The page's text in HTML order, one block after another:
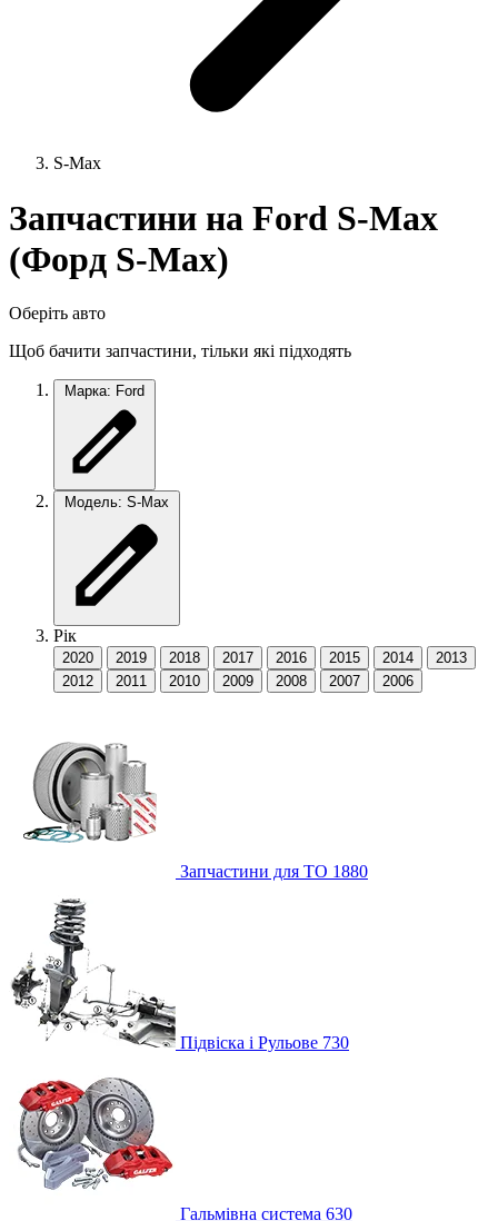
S-Max
Запчастини на Ford S-Max
(Форд S-Max)
Оберіть авто
Щоб бачити запчастини, тільки які підходять
Марка: Ford
Модель: S-Max
Рік
2020 2019 2018 2017 2016 2015 2014
2013
2012
2011 2010 2009 2008 2007 2006
Запчастини для ТО 1880
Підвіска і Рульове 730
Гальмівна система 630